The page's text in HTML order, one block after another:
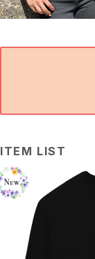
ITEM LIST